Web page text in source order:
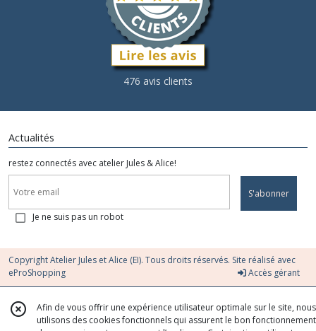
476 avis clients
Actualités
restez connectés avec atelier Jules & Alice!
S'abonner
Je ne suis pas un robot
Copyright Atelier Jules et Alice (EI). Tous droits réservés. Site réalisé avec
eProShopping
Accès gérant
Afin de vous offrir une expérience utilisateur optimale sur le site, nous
utilisons des cookies fonctionnels qui assurent le bon fonctionnement